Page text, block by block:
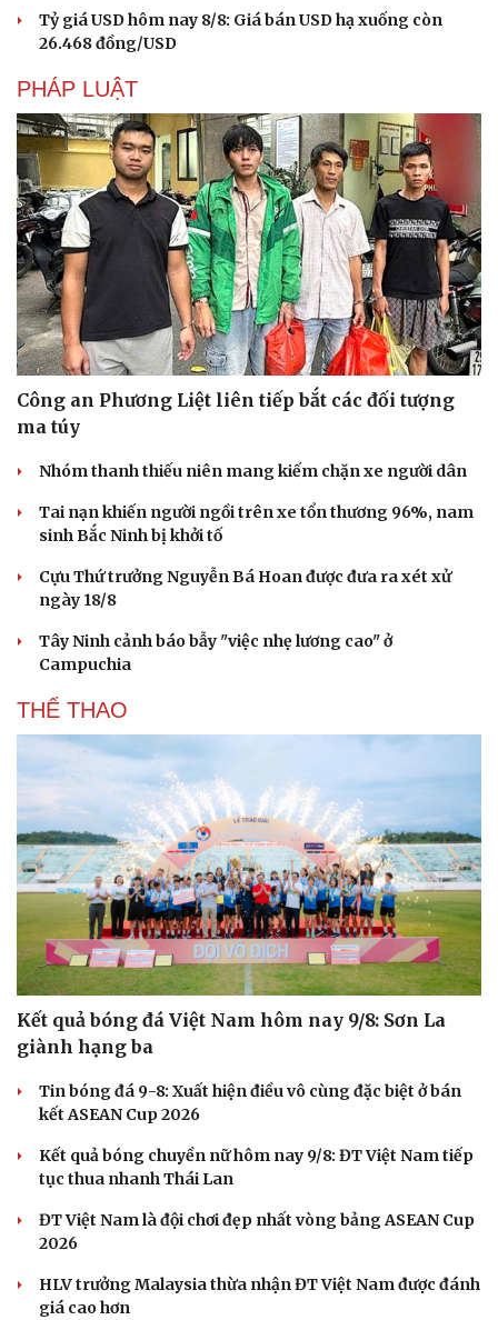
Cải chính
Tỷ giá USD hôm nay 8/8: Giá bán USD hạ xuống còn
26.468 đồng/USD
PHÁP LUẬT
Công an Phương Liệt liên tiếp bắt các đối tượng
ma túy
Nhóm thanh thiếu niên mang kiếm chặn xe người dân
Tai nạn khiến người ngồi trên xe tổn thương 96%, nam
sinh Bắc Ninh bị khởi tố
Cựu Thứ trưởng Nguyễn Bá Hoan được đưa ra xét xử
ngày 18/8
Tây Ninh cảnh báo bẫy "việc nhẹ lương cao" ở
Campuchia
THỂ THAO
Kết quả bóng đá Việt Nam hôm nay 9/8: Sơn La
giành hạng ba
Tin bóng đá 9-8: Xuất hiện điều vô cùng đặc biệt ở bán
kết ASEAN Cup 2026
Kết quả bóng chuyền nữ hôm nay 9/8: ĐT Việt Nam tiếp
tục thua nhanh Thái Lan
ĐT Việt Nam là đội chơi đẹp nhất vòng bảng ASEAN Cup
2026
HLV trưởng Malaysia thừa nhận ĐT Việt Nam được đánh
giá cao hơn